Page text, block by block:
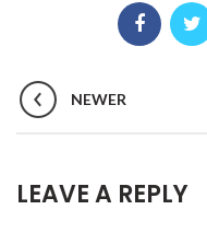
NEWER
LEAVE A REPLY